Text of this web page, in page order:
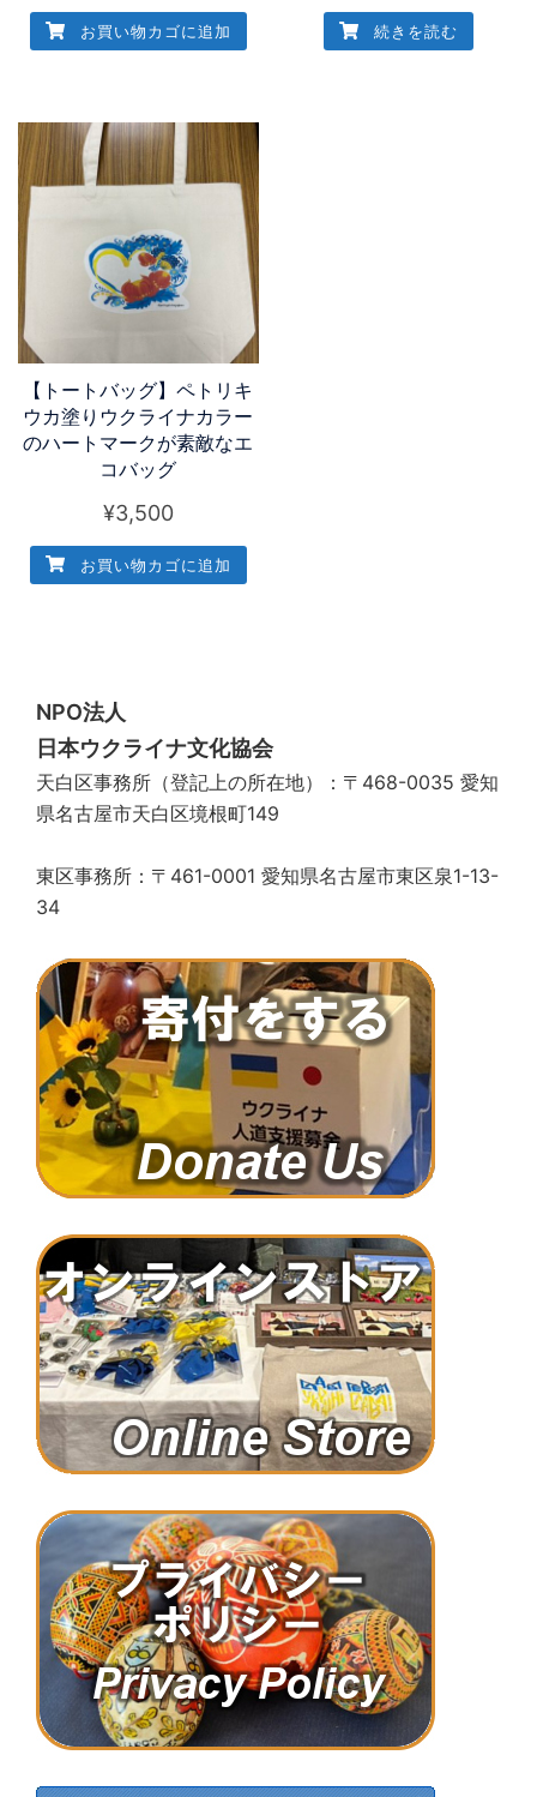
お買い物カゴに追加 続きを読む
【トートバッグ】ペトリキ
ウカ塗りウクライナカラー
のハートマークが素敵なエ
コバッグ
¥3,500
お買い物カゴに追加
NPO法人
日本ウクライナ文化協会
天白区事務所（登記上の所在地）：〒468-0035 愛知
県名古屋市天白区境根町149
東区事務所：〒461-0001 愛知県名古屋市東区泉1-13-
34